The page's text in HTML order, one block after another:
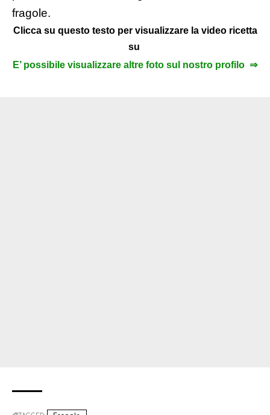
fragole.
Clicca su questo testo per visualizzare la video ricetta
su
E’ possibile visualizzare altre foto sul nostro profilo ⇒